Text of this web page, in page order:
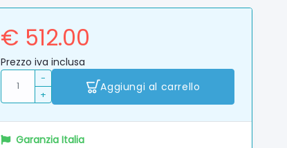
€ 512.00
Prezzo iva inclusa
-
+
Aggiungi al carrello
Garanzia Italia